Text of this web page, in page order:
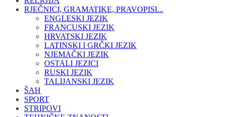
RJEČNICI, GRAMATIKE, PRAVOPISI...
ENGLESKI JEZIK
FRANCUSKI JEZIK
HRVATSKI JEZIK
LATINSKI I GRČKI JEZIK
NJEMAČKI JEZIK
OSTALI JEZICI
RUSKI JEZIK
TALIJANSKI JEZIK
ŠAH
SPORT
STRIPOVI